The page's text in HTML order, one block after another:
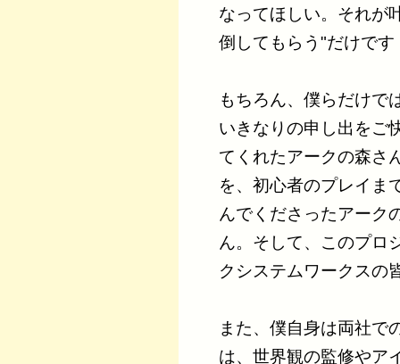
なってほしい。それが
倒してもらう"だけです
もちろん、僕らだけで
いきなりの申し出をご
てくれたアークの森さ
を、初心者のプレイま
んでくださったアーク
ん。そして、このプロ
クシステムワークスの
また、僕自身は両社で
は、世界観の監修やア